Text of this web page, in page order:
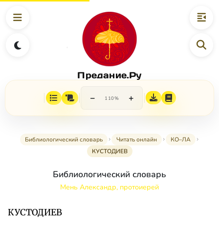
Предание.Ру
− 110% +
Библиологический словарь Читать онлайн
КО–ЛА
КУСТОДИЕВ
Библиологический словарь
Мень Александр, протоиерей
КУСТОДИЕВ